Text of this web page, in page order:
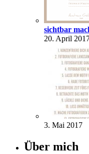
sichtbar
20. April
3. Mai 2017
Über mich